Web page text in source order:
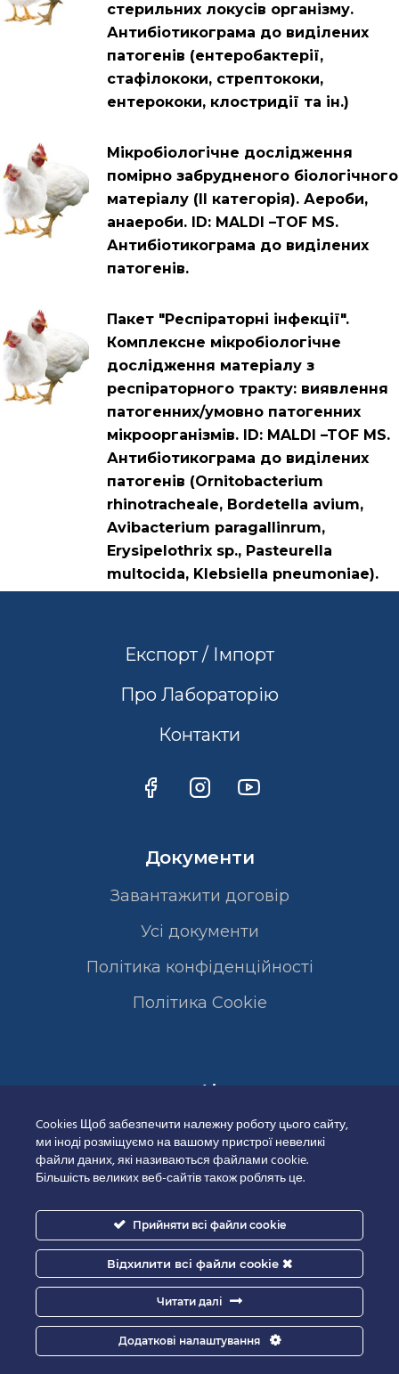
стерильних локусів організму.
Антибіотикограма до виділених
патогенів (ентеробактерії,
стафілококи, стрептококи,
ентерококи, клостридії та ін.)
Мікробіологічне дослідження
помірно забрудненого біологічного
матеріалу (ІІ категорія). Аероби,
анаероби. ID: MALDI –TOF MS.
Антибіотикограма до виділених
патогенів.
Пакет "Респіраторні інфекції".
Комплексне мікробіологічне
дослідження матеріалу з
респіраторного тракту: виявлення
патогенних/умовно патогенних
мікроорганізмів. ID: MALDI –TOF MS.
Антибіотикограма до виділених
патогенів (Ornitobacterium
rhinotracheale, Bordetella avium,
Avibacterium paragallinrum,
Erysipelothrix sp., Pasteurella
multocida, Klebsiella pneumoniae).
Експорт / Імпорт
Про Лабораторію
Контакти
Документи
Завантажити договір
Усі документи
Політика конфіденційності
Полiтика Cookie
Сертифікати
Good-IT.com.ua for Biolights - All rights reserved.
Cookies Щоб забезпечити належну роботу цього сайту,
ми іноді розміщуємо на вашому пристрої невеликі
файли даних, які називаються файлами cookie.
Більшість великих веб-сайтів також роблять це.
Прийняти всі файли cookie
Відхилити всі файли cookie
Читати далі
Додаткові налаштування